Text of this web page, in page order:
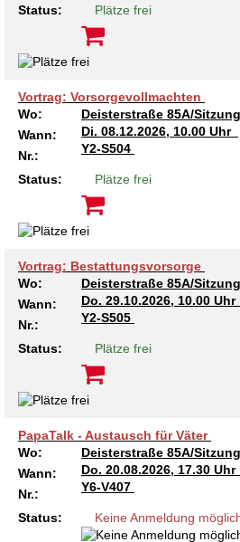
Kindertagesstätte
Kindertagesstätte
Kindertagesstätte
Status: Plätze frei
Vortrag: Vorsorgevollmachten
Wo:
Deisterstraße 85A/
Wann:
Di. 08.12.2026, 10.00 Uhr
Nr.:
Y2-S504
Status: Plätze frei
Vortrag: Bestattungsvorsorge
Wo:
Deisterstraße 85A/
Wann:
Do. 29.10.2026, 10.00 Uhr
Nr.:
Y2-S505
Status: Plätze frei
PapaTalk - Austausch für Väter
Wo:
Deisterstraße 85A/
Wann:
Do. 20.08.2026, 17.30 Uhr
Nr.:
Y6-V407
Status: Keine Anmeldung